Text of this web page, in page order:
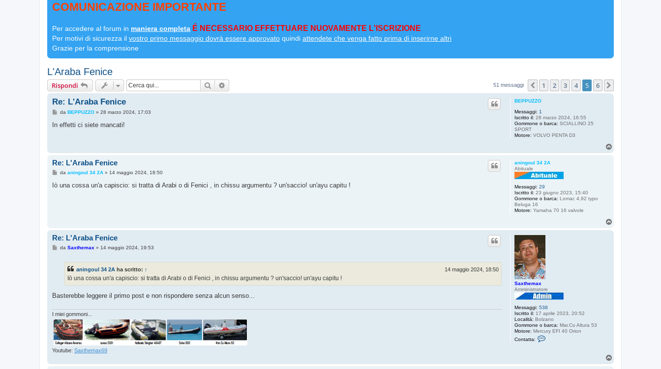
COMUNICAZIONE IMPORTANTE
Per accedere al forum in maniera completa É NECESSARIO EFFETTUARE NUOVAMENTE L'ISCRIZIONE
Per motivi di sicurezza il vostro primo messaggio dovrà essere approvato quindi attendete che venga fatto prima di inserirne altri
Grazie per la comprensione
L'Araba Fenice
Rispondi Cerca 51 messaggi Precedente
1 2 3 4 5 6
BEPPUZZO
Messaggi: 1
Iscritto il: 28 marzo 2024, 16:55
Gommone o barca: SCIALLINO 25
SPORT
Motore: VOLVO PENTA D3
Re: L'Araba Fenice
M
s
i
da BEPPUZZO» 28 marzo 2024, 17:03
In effetti ci siete mancati!
aningoul 34 2A
Abituale
Messaggi: 29
Iscritto il: 23 giugno 2023, 15:40
Gommone o barca: Lomac 4,92 typo
Beluga 16
Motore: Yamaha 70 16 valvole
Re: L'Araba Fenice
M
s
da aningoul 34 2A» 14 maggio 2024, 18:50
Iò una cossa un'a capiscio: si tratta di Arabi o di Fenici , in chissu argumentu ? un'saccio! un'ayu capitu !
Saxthemax
Amministratore
Messaggi: 538
Iscritto il: 17 aprile 2023, 20:52
Località: Bolzano
Gommone o barca: Mar.Co Altura 53
Motore: Mercury EFI 40 Orion
Contatta:
t
Re: L'Araba Fenice
M
o
da Saxthemax » 14 maggio 2024, 19:53
aningoul 34 2A ha scritto: ↑ 14 maggio 2024, 18:50
Iò una cossa un'a capiscio: si tratta di Arabi o di Fenici , in chissu argumentu ? un'saccio! un'ayu capitu !
Basterebbe leggere il primo post e non rispondere senza alcun senso...
I miei gommoni...
Youtube: Saxthemax69